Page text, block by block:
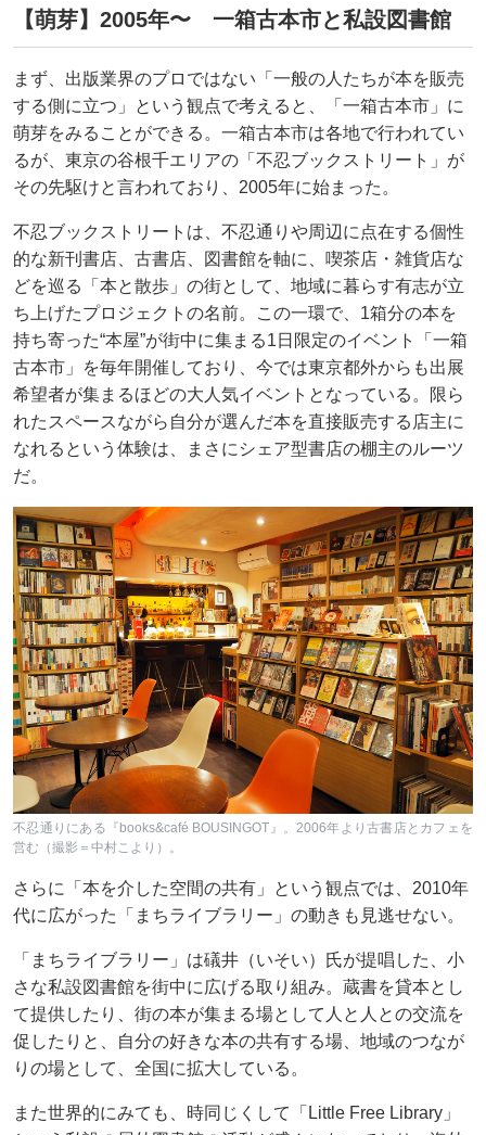
【萌芽】2005年〜 一箱古本市と私設図書館
まず、出版業界のプロではない「一般の人たちが本を販売
する側に立つ」という観点で考えると、「一箱古本市」に
萌芽をみることができる。一箱古本市は各地で行われてい
るが、東京の谷根千エリアの「不忍ブックストリート」が
その先駆けと言われており、2005年に始まった。
不忍ブックストリートは、不忍通りや周辺に点在する個性
的な新刊書店、古書店、図書館を軸に、喫茶店・雑貨店な
どを巡る「本と散歩」の街として、地域に暮らす有志が立
ち上げたプロジェクトの名前。この一環で、1箱分の本を
持ち寄った“本屋”が街中に集まる1日限定のイベント「一箱
古本市」を毎年開催しており、今では東京都外からも出展
希望者が集まるほどの大人気イベントとなっている。限ら
れたスペースながら自分が選んだ本を直接販売する店主に
なれるという体験は、まさにシェア型書店の棚主のルーツ
だ。
不忍通りにある『books&café BOUSINGOT』。2006年より古書店とカフェを
営む（撮影＝中村こより）。
さらに「本を介した空間の共有」という観点では、2010年
代に広がった「まちライブラリー」の動きも見逃せない。
「まちライブラリー」は礒井（いそい）氏が提唱した、小
さな私設図書館を街中に広げる取り組み。蔵書を貸本とし
て提供したり、街の本が集まる場として人と人との交流を
促したりと、自分の好きな本の共有する場、地域のつなが
りの場として、全国に拡大している。
また世界的にみても、時同じくして「Little Free Library」